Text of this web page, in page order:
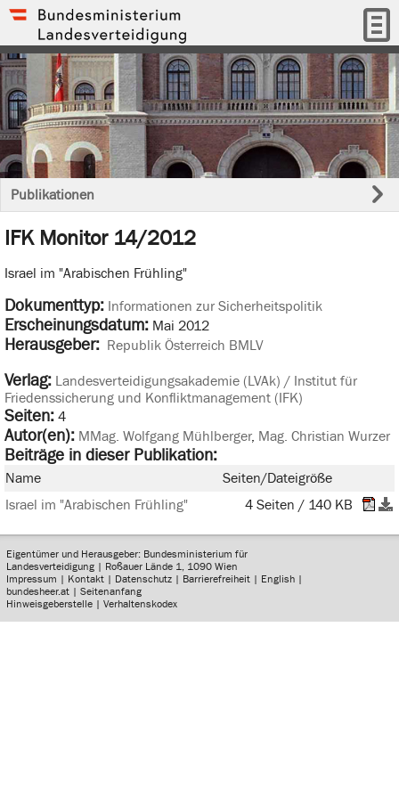
Publikationen
IFK Monitor 14/2012
Israel im "Arabischen Frühling"
Dokumenttyp: Informationen zur Sicherheitspolitik
Erscheinungsdatum:Mai 2012
Herausgeber: Republik Österreich BMLV
Verlag: Landesverteidigungsakademie (LVAk) / Institut für
Friedenssicherung und Konfliktmanagement (IFK)
Seiten:4
Autor(en): MMag. Wolfgang Mühlberger, Mag. Christian Wurzer
Beiträge in dieser Publikation:
Name
Seiten/Dateigröße
Israel im "Arabischen Frühling"
4 Seiten / 140 KB
Eigentümer und Herausgeber: Bundesministerium für
Landesverteidigung | Roßauer Lände 1, 1090 Wien
Impressum | Kontakt | Datenschutz | Barrierefreiheit | English |
bundesheer.at |Seitenanfang
Hinweisgeberstelle |Verhaltenskodex